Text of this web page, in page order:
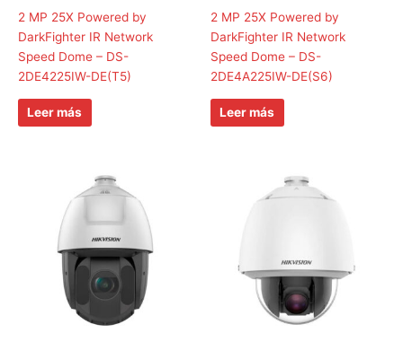
2 MP 25X Powered by
DarkFighter IR Network
Speed Dome – DS-
2DE4225IW-DE(T5)
Leer más
2 MP 25X Powered by
DarkFighter IR Network
Speed Dome – DS-
2DE4A225IW-DE(S6)
Leer más